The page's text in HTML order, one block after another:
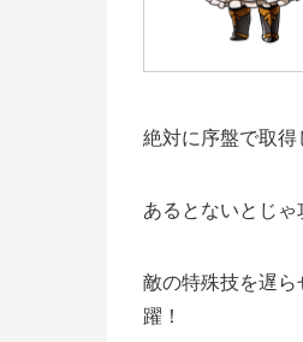
絶対に序盤で取
あるとないとじゃ
敵の特殊技を遅
躍！